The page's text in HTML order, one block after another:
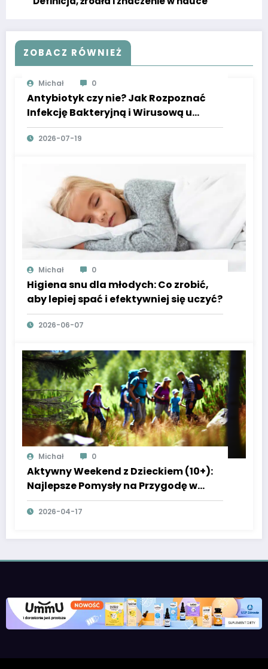
ZOBACZ RÓWNIEŻ
Michał 0
Antybiotyk czy nie? Jak Rozpoznać
Infekcję Bakteryjną i Wirusową u
Dzieci
2026-07-19
Michał 0
Higiena snu dla młodych: Co zrobić,
aby lepiej spać i efektywniej się uczyć?
2026-06-07
Michał 0
Aktywny Weekend z Dzieckiem (10+):
Najlepsze Pomysły na Przygodę w
Polsce
2026-04-17